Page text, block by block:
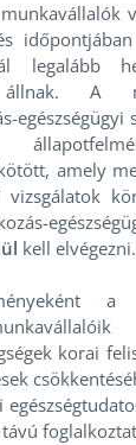
legalább
A
egészségügyi
amely
vizsgálatok
kell elvégezni.
a
korai